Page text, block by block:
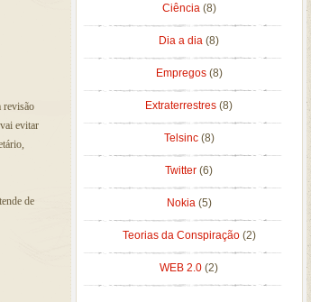
revisão
evitar
de
Ciência (8)
Dia a dia (8)
Empregos (8)
Extraterrestres (8)
Telsinc (8)
Twitter (6)
Nokia (5)
Teorias da Conspiração (2)
WEB 2.0 (2)